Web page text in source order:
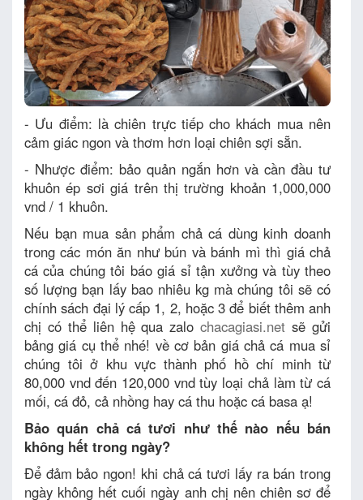
- Ưu điểm: là chiên trực tiếp cho khách mua nên
cảm giác ngon và thơm hơn loại chiên sợi sẵn.
- Nhược điểm: bảo quản ngắn hơn và cần đầu tư
khuôn ép sơi giá trên thị trường khoản 1,000,000
vnd / 1 khuôn.
Nếu bạn mua sản phẩm chả cá dùng kinh doanh
trong các món ăn như bún và bánh mì thì giá chả
cá của chúng tôi báo giá sỉ tận xưởng và tùy theo
số lượng bạn lấy bao nhiêu kg mà chúng tôi sẽ có
chính sách đại lý cấp 1, 2, hoặc 3 để biết thêm anh
chị có thể liên hệ qua zalochacagiasi.net sẽ gửi
bảng giá cụ thể nhé! về cơ bản giá chả cá mua sỉ
chúng tôi ở khu vực thành phố hồ chí minh từ
80,000 vnd đến 120,000 vnd tùy loại chả làm từ cá
mối, cá đỏ, cả nhồng hay cá thu hoặc cá basa ạ!
Bảo quán chả cá tươi như thế nào nếu bán
không hết trong ngày?
Để đảm bảo ngon! khi chả cá tươi lấy ra bán trong
ngày không hết cuối ngày anh chị nên chiên sơ để